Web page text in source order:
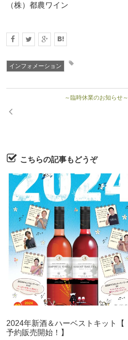
（株）都農ワイン
インフォメーション
～臨時休業のお知らせ～
こちらの記事もどうぞ
2024年新酒＆ハーベストキット【
予約販売開始！】